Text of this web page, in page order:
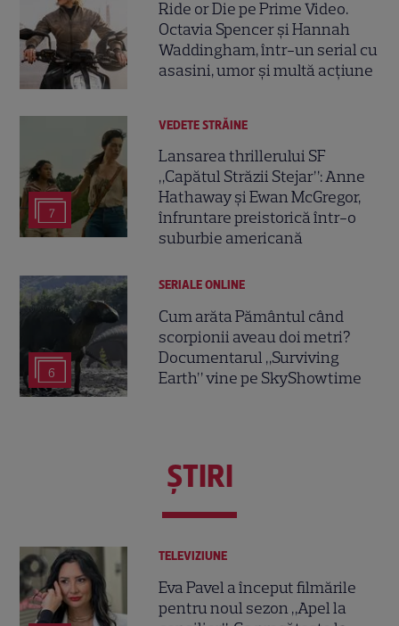
Ride or Die pe Prime Video.
Octavia Spencer și Hannah
Waddingham, într-un serial cu
asasini, umor și multă acțiune
7
VEDETE STRĂINE
Lansarea thrillerului SF
„Capătul Străzii Stejar”: Anne
Hathaway și Ewan McGregor,
înfruntare preistorică într-o
suburbie americană
6
SERIALE ONLINE
Cum arăta Pământul când
scorpionii aveau doi metri?
Documentarul „Surviving
Earth” vine pe SkyShowtime
ŞTIRI
TELEVIZIUNE
Eva Pavel a început filmările
pentru noul sezon „Apel la